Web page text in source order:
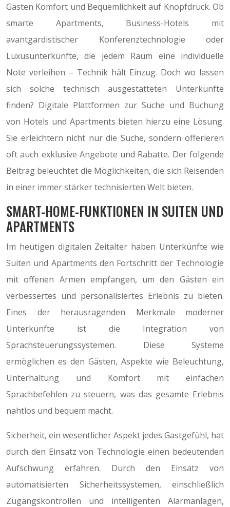
Gästen Komfort und Bequemlichkeit auf Knopfdruck. Ob
smarte Apartments, Business-Hotels mit
avantgardistischer Konferenztechnologie oder
Luxusunterkünfte, die jedem Raum eine individuelle
Note verleihen – Technik hält Einzug. Doch wo lassen
sich solche technisch ausgestatteten Unterkünfte
finden? Digitale Plattformen zur Suche und Buchung
von Hotels und Apartments bieten hierzu eine Lösung.
Sie erleichtern nicht nur die Suche, sondern offerieren
oft auch exklusive Angebote und Rabatte. Der folgende
Beitrag beleuchtet die Möglichkeiten, die sich Reisenden
in einer immer stärker technisierten Welt bieten.
SMART-HOME-FUNKTIONEN IN SUITEN UND
APARTMENTS
Im heutigen digitalen Zeitalter haben Unterkünfte wie
Suiten und Apartments den Fortschritt der Technologie
mit offenen Armen empfangen, um den Gästen ein
verbessertes und personalisiertes Erlebnis zu bieten.
Eines der herausragenden Merkmale moderner
Unterkünfte ist die Integration von
Sprachsteuerungssystemen. Diese Systeme
ermöglichen es den Gästen, Aspekte wie Beleuchtung,
Unterhaltung und Komfort mit einfachen
Sprachbefehlen zu steuern, was das gesamte Erlebnis
nahtlos und bequem macht.
Sicherheit, ein wesentlicher Aspekt jedes Gastgefühl, hat
durch den Einsatz von Technologie einen bedeutenden
Aufschwung erfahren. Durch den Einsatz von
automatisierten Sicherheitssystemen, einschließlich
Zugangskontrollen und intelligenten Alarmanlagen,